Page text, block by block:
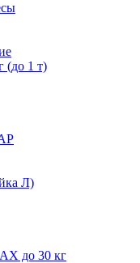
(до 1 т)
Л)
до 30 кг